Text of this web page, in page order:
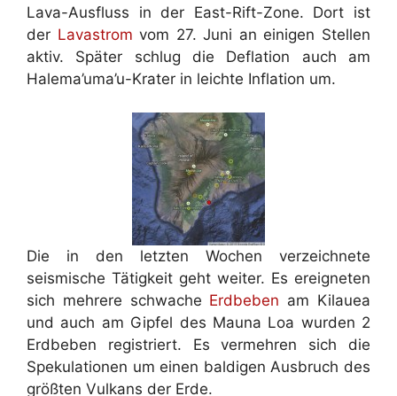
Lava-Ausfluss in der East-Rift-Zone. Dort ist
der Lavastrom vom 27. Juni an einigen Stellen
aktiv. Später schlug die Deflation auch am
Halema’uma’u-Krater in leichte Inflation um.
Die in den letzten Wochen verzeichnete
seismische Tätigkeit geht weiter. Es ereigneten
sich mehrere schwache Erdbeben am Kilauea
und auch am Gipfel des Mauna Loa wurden 2
Erdbeben registriert. Es vermehren sich die
Spekulationen um einen baldigen Ausbruch des
größten Vulkans der Erde.